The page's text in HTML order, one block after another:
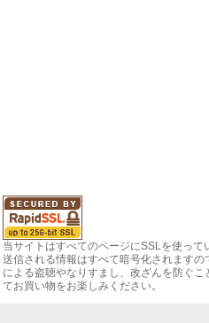
当サイトはすべてのページにSSLを使って
送信される情報はすべて暗号化されますの
による盗聴やなりすまし、改ざんを防ぐこ
てお買い物をお楽しみください。